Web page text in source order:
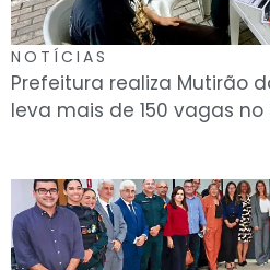
NOTÍCIAS
Prefeitura realiza Mutirão
leva mais de 150 vagas